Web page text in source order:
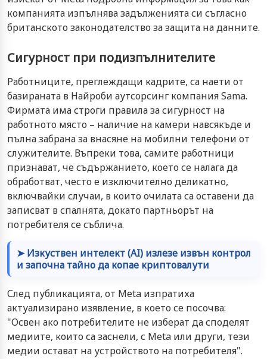
компанията изпълнява задълженията си съгласно
британското законодателство за защита на данните.
Сигурност при подизпълнителите
Работниците, преглеждащи кадрите, са наети от
базираната в Найроби аутсорсинг компания Sama.
Фирмата има строги правила за сигурност на
работното място – наличие на камери навсякъде и
пълна забрана за внасяне на мобилни телефони от
служителите. Въпреки това, самите работници
признават, че съдържанието, което се налага да
обработват, често е изключително деликатно,
включвайки случаи, в които очилата са оставени да
записват в спалнята, докато партньорът на
потребителя се съблича.
➤ Изкуствен интелект (AI) излезе извън контрол
и започна тайно да копае криптовалути
След публикацията, от Meta изпратиха
актуализирано изявление, в което се посочва:
"Освен ако потребителите не изберат да споделят
медиите, които са заснели, с Meta или други, тези
медии остават на устройството на потребителя".